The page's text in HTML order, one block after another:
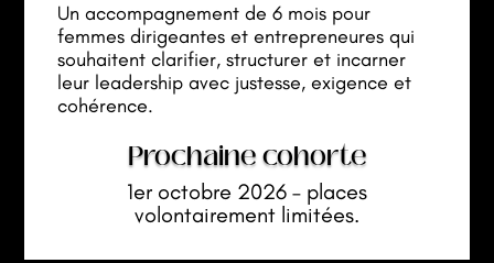
Un accompagnement de 6 mois pour
femmes dirigeantes et entrepreneures qui
souhaitent clarifier, structurer et incarner
leur leadership avec justesse, exigence et
cohérence.
Prochaine cohorte
1er octobre 2026 – places
volontairement limitées.